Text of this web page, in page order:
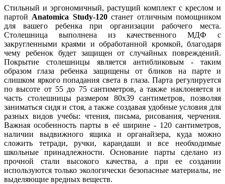
Стильный и эргономичный, растущий комплект с креслом и
партой Anatomica Study-120станет отличным помощником
для вашего ребенка при организации рабочего места.
Столешница выполнена из качественного МДФ с
закругленными краями и обработанной кромкой, благодаря
чему ребенок будет защищен от случайных повреждений.
Покрытие столешницы является антибликовым - таким
образом глаза ребенка защищены от бликов на парте и
слишком яркого попадания света в глаза. Парта регулируется
по высоте от 55 до 75 сантиметров, а также наклоняется и
часть столешницы размером 80x39 сантиметров, позволяя
заниматься сидя и стоя, а также создавая удобные условия для
разных видов учебы: чтения, письма, рисования, черчения.
Важная особенность парты в её ширине - 120 сантиметров,
наличии выдвижного ящика и органайзера, куда можно
сложить тетради, ручки, карандаши и все необходимые
школьные принадлежности. Основание парты сделано из
прочной стали высокого качества, а при ее создании
используются только экологически безопасные материалы, не
выделяющие вредных веществ.